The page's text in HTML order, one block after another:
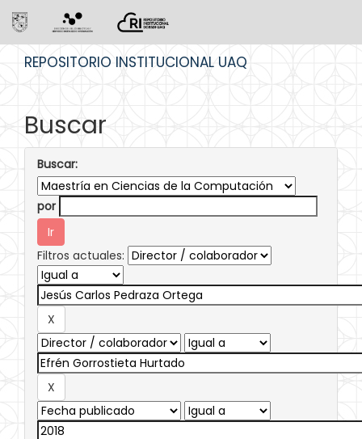
REPOSITORIO INSTITUCIONAL UAQ
Buscar
Buscar:
por
Filtros actuales: